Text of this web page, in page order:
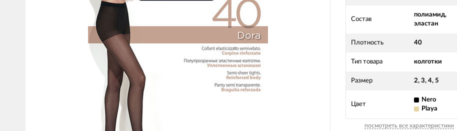
Состав
полиамид,
эластан
Плотность 40
Тип товара колготки
Размер 2, 3, 4, 5
Цвет
Nero
Playa
посмотреть все характеристики